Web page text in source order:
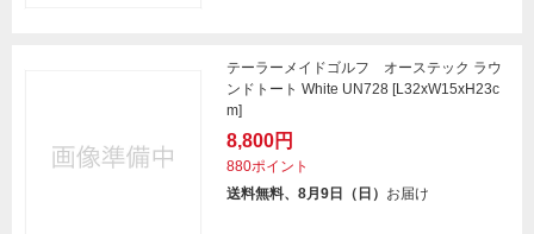
テーラーメイドゴルフ オーステック ラウ
ンドトート White UN728 [L32xW15xH23c
m]
8,800円
880ポイント
送料無料、8月9日（日） お届け